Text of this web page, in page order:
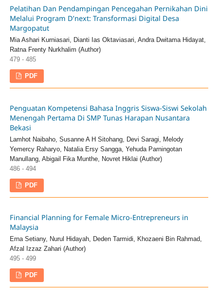
Pelatihan Dan Pendampingan Pencegahan Pernikahan Dini
Melalui Program D’next: Transformasi Digital Desa
Margopatut
Mia Ashari Kurniasari, Dianti Ias Oktaviasari, Andra Dwitama Hidayat,
Ratna Frenty Nurkhalim (Author)
479 - 485
PDF
Penguatan Kompetensi Bahasa Inggris Siswa-Siswi Sekolah
Menengah Pertama Di SMP Tunas Harapan Nusantara
Bekasi
Lamhot Naibaho, Susanne A H Sitohang, Devi Saragi, Melody
Yemercy Raharyo, Natalia Ersy Sangga, Yehuda Parningotan
Manullang, Abigail Fika Munthe, Novret Hiklai (Author)
486 - 494
PDF
Financial Planning for Female Micro-Entrepreneurs in
Malaysia
Erna Setiany, Nurul Hidayah, Deden Tarmidi, Khozaeni Bin Rahmad,
Afzal Izzaz Zahari (Author)
495 - 499
PDF